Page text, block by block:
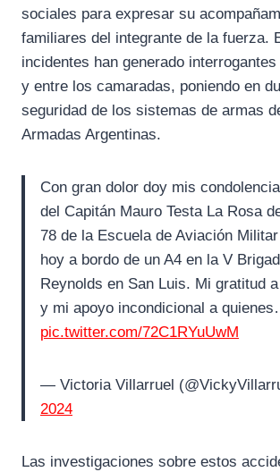
sociales para expresar su
familiares del integrante de la fuerza.
incidentes han generado
y entre los camaradas, poniendo en
seguridad de los sistemas de armas
Armadas Argentinas.
Con gran dolor doy mis
del Capitán Mauro Testa La Rosa
78 de la Escuela de Aviación
hoy a bordo de un A4 en la V
Reynolds en San Luis. Mi gratitud
y mi apoyo incondicional a
pic.twitter.com/72C1RYuUwM
— Victoria Villarruel
2024
Las investigaciones sobre estos